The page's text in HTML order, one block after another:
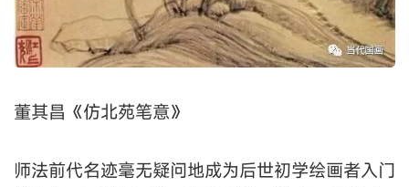
董其昌《仿北苑笔意》
师法前代名迹毫无疑问地成为后世初学绘画者入门